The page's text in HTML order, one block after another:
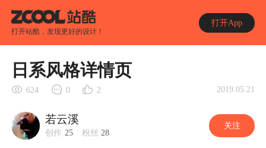
打开站酷，发现更好的设计！
打开App
日系风格详情页
624 0 2 2019.05.21
若云溪
创作 25 粉丝 28
关注